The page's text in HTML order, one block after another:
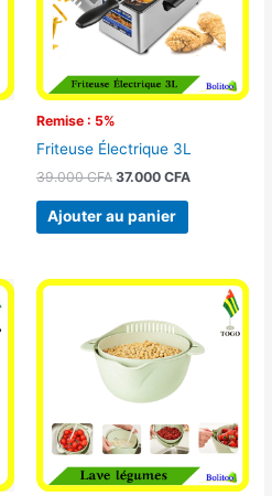
Remise : 5%
Friteuse Électrique 3L
39.000CFA 37.000 CFA
Ajouter au panier